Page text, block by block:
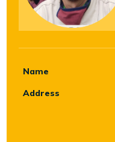
Name
Address